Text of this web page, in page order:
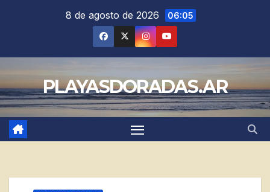
8 de agosto de 2026 06:05
PLAYASDORADAS.AR